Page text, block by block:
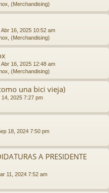
(Merchandising)
Abr 16, 2025 10:52 am
(Merchandising)
Abr 16, 2025 12:48 am
(Merchandising)
una bici vieja)
14, 2025 7:27 pm
18, 2024 7:50 pm
A PRESIDENTE
11, 2024 7:52 am